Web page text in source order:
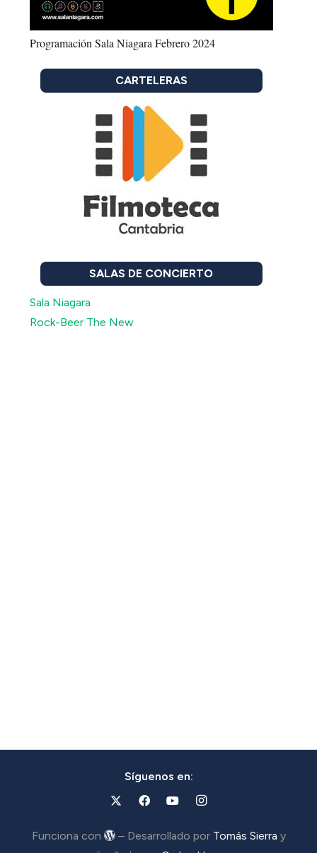
Programación Sala Niagara Febrero 2024
CARTELERAS
SALAS DE CONCIERTO
Sala Niagara
Rock-Beer The New
Síguenos en:
Funciona con – Desarrollado por Tomás Sierra y